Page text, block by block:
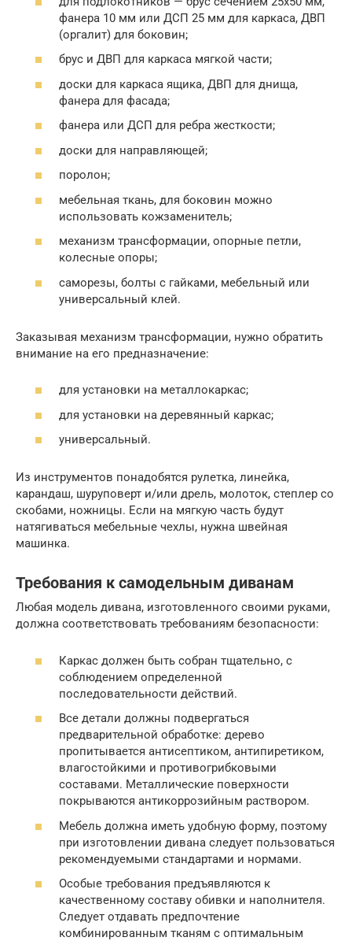
фанера 10 мм или ДСП 25 мм для каркаса, ДВП
(оргалит) для боковин;
брус и ДВП для каркаса мягкой части;
доски для каркаса ящика, ДВП для днища,
фанера для фасада;
фанера или ДСП для ребра жесткости;
доски для направляющей;
поролон;
мебельная ткань, для боковин можно
использовать кожзаменитель;
механизм трансформации, опорные петли,
колесные опоры;
саморезы, болты с гайками, мебельный или
универсальный клей.
Заказывая механизм трансформации, нужно обратить
внимание на его предназначение:
для установки на металлокаркас;
для установки на деревянный каркас;
универсальный.
Из инструментов понадобятся рулетка, линейка,
карандаш, шуруповерт и/или дрель, молоток, степлер со
скобами, ножницы. Если на мягкую часть будут
натягиваться мебельные чехлы, нужна швейная
машинка.
Требования к самодельным диванам
Любая модель дивана, изготовленного своими руками,
должна соответствовать требованиям безопасности:
Каркас должен быть собран тщательно, с
соблюдением определенной
последовательности действий.
Все детали должны подвергаться
предварительной обработке: дерево
пропитывается антисептиком, антипиретиком,
влагостойкими и противогрибковыми
составами. Металлические поверхности
покрываются антикоррозийным раствором.
Мебель должна иметь удобную форму, поэтому
при изготовлении дивана следует пользоваться
рекомендуемыми стандартами и нормами.
Особые требования предъявляются к
качественному составу обивки и наполнителя.
Следует отдавать предпочтение
комбинированным тканям с оптимальным